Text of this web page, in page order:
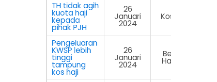
TH tidak agih
kuota haji
kepada
pihak PJH
26
Januari
2024
Kosmo
Pengeluaran
KWSP lebih
tinggi
tampung
kos haji
26
Januari
2024
Berita
Harian